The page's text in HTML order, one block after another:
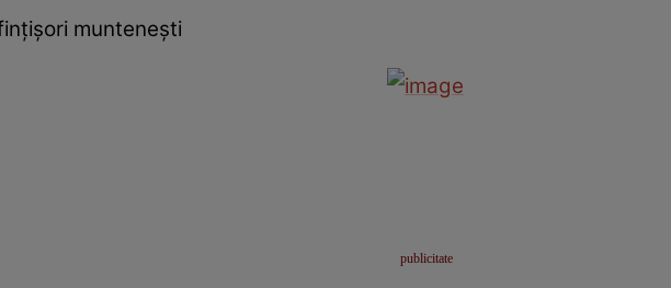
munteneşti